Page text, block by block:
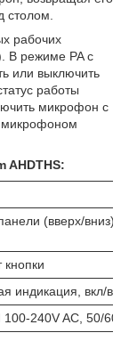
столом.
рабочих
В режиме PA с
или выключить
работы
микрофон с
микрофоном
AHDTHS:
(вверх/вниз),
индикация, вкл/
240V AC, 50/60